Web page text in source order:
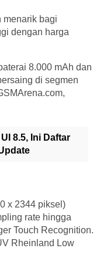
menarik bagi
dengan harga
8.000 mAh dan
di segmen
8.5, Ini Daftar
x 2344 piksel)
rate hingga
Touch Recognition.
Rheinland Low